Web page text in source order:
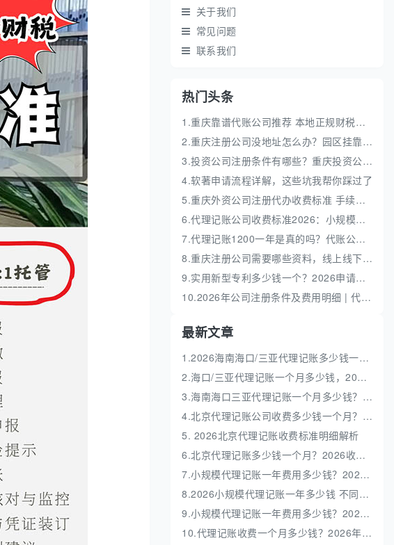
关于我们
常见问题
联系我们
热门头条
1.重庆靠谱代账公司推荐 本地正规财税机构盘点
2.重庆注册公司没地址怎么办？园区挂靠地址性价比高
3.投资公司注册条件有哪些？重庆投资公司全流程代办
4.软著申请流程详解，这些坑我帮你踩过了
5.重庆外资公司注册代办收费标准 手续流程费用明细
6.代理记账公司收费标准2026：小规模和一般纳税人代账费解析
7.代理记账1200一年是真的吗？代账公司收费价格解析
8.重庆注册公司需要哪些资料，线上线下办理全流程
9.实用新型专利多少钱一个？2026申请流程及费用明细解析
10.2026年公司注册条件及费用明细 | 代办流程与避坑指南
最新文章
1.2026海南海口/三亚代理记账多少钱一年？收费标准全解析
2.海口/三亚代理记账一个月多少钱，2026 收费标准明细解析
3.海南海口三亚代理记账一个月多少钱？收费标准解析
4.北京代理记账公司收费多少钱一个月？收费标准深度解析
5. 2026北京代理记账收费标准明细解析
6.北京代理记账多少钱一个月？2026收费标准全解析
7.小规模代理记账一年费用多少钱？2026最新价格表与避坑指南
8.2026小规模代理记账一年多少钱 不同业务量收费明细
9.小规模代理记账一年费用多少钱？2026最新收费标准全解析
10.代理记账收费一个月多少钱？2026年最新收费标准与避坑指南